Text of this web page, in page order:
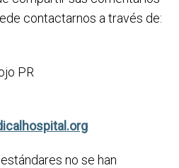
contactarnos a través de:
PR
no se han